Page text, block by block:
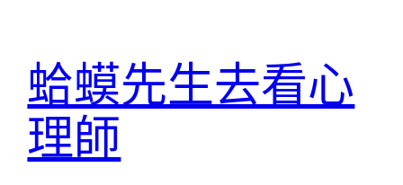
蛤蟆先生去看心
理師